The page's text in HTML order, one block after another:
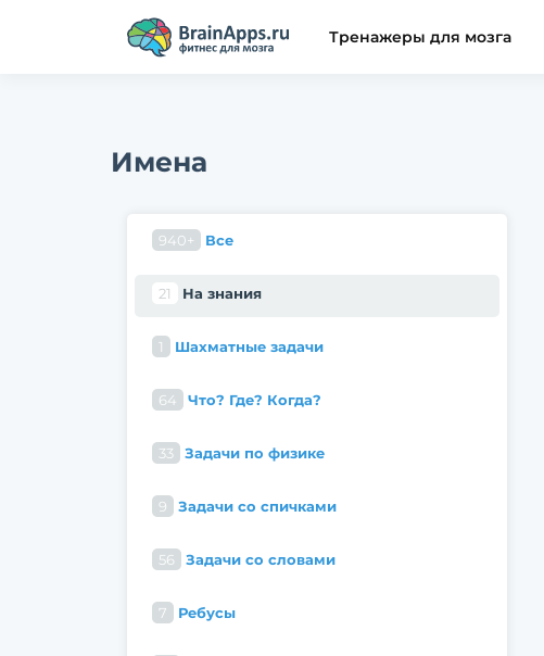
Тренажеры для мозга
Имена
940+ Все
21 На знания
1 Шахматные задачи
64 Что? Где? Когда?
33 Задачи по физике
9 Задачи со спичками
56 Задачи со словами
7 Ребусы